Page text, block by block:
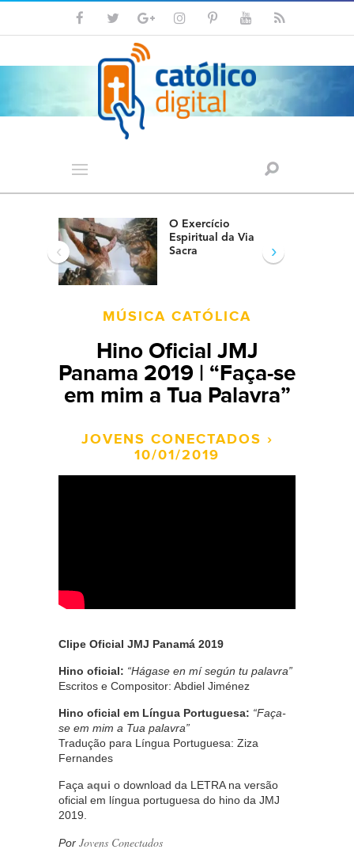
O Exercício
Espiritual da Via
Sacra
‹ ›
MÚSICA CATÓLICA
Hino Oficial JMJ
Panama 2019 | “Faça-se
em mim a Tua Palavra”
JOVENS CONECTADOS ›
10/01/2019
Clipe Oficial JMJ Panamá 2019
Hino oficial: “Hágase en mí según tu palavra”
Escritos e Compositor: Abdiel Jiménez
Hino oficial em Língua Portuguesa: “Faça-
se em mim a Tua palavra”
Tradução para Língua Portuguesa: Ziza
Fernandes
Faça aqui o download da LETRA na versão
oficial em língua portuguesa do hino da JMJ
2019.
Por Jovens Conectados